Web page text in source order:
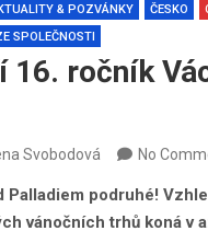
& POZVÁNKY ČESKO
SPOLEČNOSTI
16. ročník
Svobodová No
Palladiem podruhé!
vánočních trhů koná v